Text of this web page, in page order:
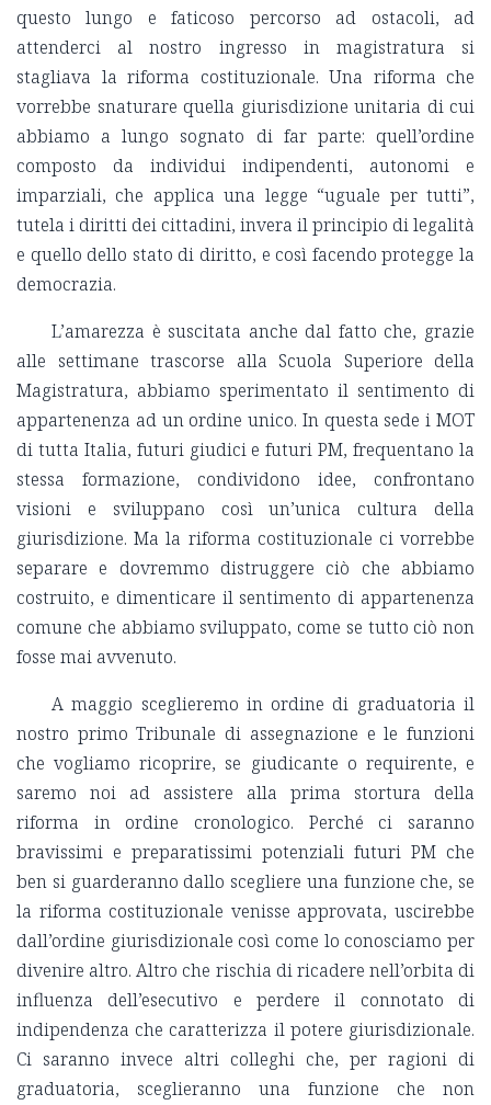
questo lungo e faticoso percorso ad ostacoli, ad
attenderci al nostro ingresso in magistratura si
stagliava la riforma costituzionale. Una riforma che
vorrebbe snaturare quella giurisdizione unitaria di cui
abbiamo a lungo sognato di far parte: quell’ordine
composto da individui indipendenti, autonomi e
imparziali, che applica una legge “uguale per tutti”,
tutela i diritti dei cittadini, invera il principio di legalità
e quello dello stato di diritto, e così facendo protegge la
democrazia.
L’amarezza è suscitata anche dal fatto che, grazie
alle settimane trascorse alla Scuola Superiore della
Magistratura, abbiamo sperimentato il sentimento di
appartenenza ad un ordine unico. In questa sede i MOT
di tutta Italia, futuri giudici e futuri PM, frequentano la
stessa formazione, condividono idee, confrontano
visioni e sviluppano così un’unica cultura della
giurisdizione. Ma la riforma costituzionale ci vorrebbe
separare e dovremmo distruggere ciò che abbiamo
costruito, e dimenticare il sentimento di appartenenza
comune che abbiamo sviluppato, come se tutto ciò non
fosse mai avvenuto.
A maggio sceglieremo in ordine di graduatoria il
nostro primo Tribunale di assegnazione e le funzioni
che vogliamo ricoprire, se giudicante o requirente, e
saremo noi ad assistere alla prima stortura della
riforma in ordine cronologico. Perché ci saranno
bravissimi e preparatissimi potenziali futuri PM che
ben si guarderanno dallo scegliere una funzione che, se
la riforma costituzionale venisse approvata, uscirebbe
dall’ordine giurisdizionale così come lo conosciamo per
divenire altro. Altro che rischia di ricadere nell’orbita di
influenza dell’esecutivo e perdere il connotato di
indipendenza che caratterizza il potere giurisdizionale.
Ci saranno invece altri colleghi che, per ragioni di
graduatoria, sceglieranno una funzione che non